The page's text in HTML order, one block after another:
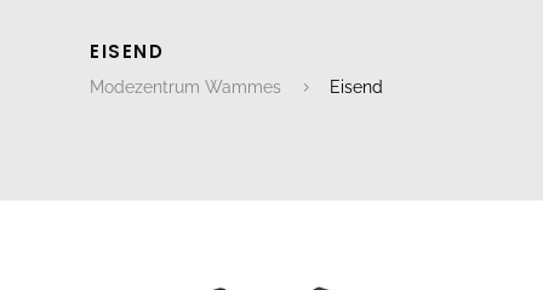
EISEND
Modezentrum Wammes Eisend